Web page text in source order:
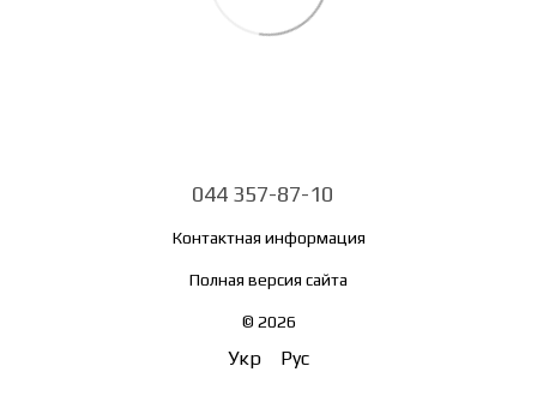
044 357-87-10
Контактная информация
Полная версия сайта
© 2026
Укр Рус